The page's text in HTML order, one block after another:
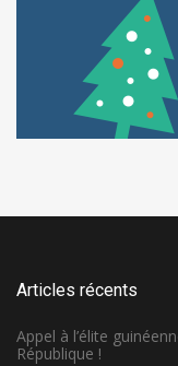
Articles récents
Appel à l’élite
République !